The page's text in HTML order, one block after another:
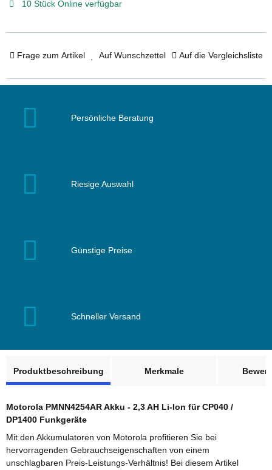
10 Stück Online verfügbar
Frage zum Artikel Auf Wunschzettel Auf die Vergleichsliste
Persönliche Beratung
Riesige Auswahl
Günstige Preise
Schneller Versand
Produktbeschreibung
Merkmale
Motorola PMNN4254AR Akku - 2,3 AH Li-Ion für CP040 /
DP1400 Funkgeräte
Mit den Akkumulatoren von Motorola profitieren Sie bei
hervorragenden Gebrauchseigenschaften von einem
unschlagbaren Preis-Leistungs-Verhältnis! Bei diesem Artikel